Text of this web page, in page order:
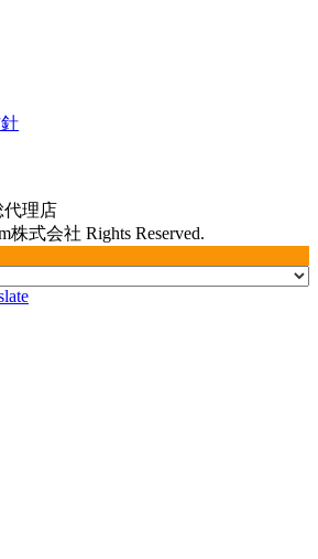
理店
株式会社 Rights Reserved.